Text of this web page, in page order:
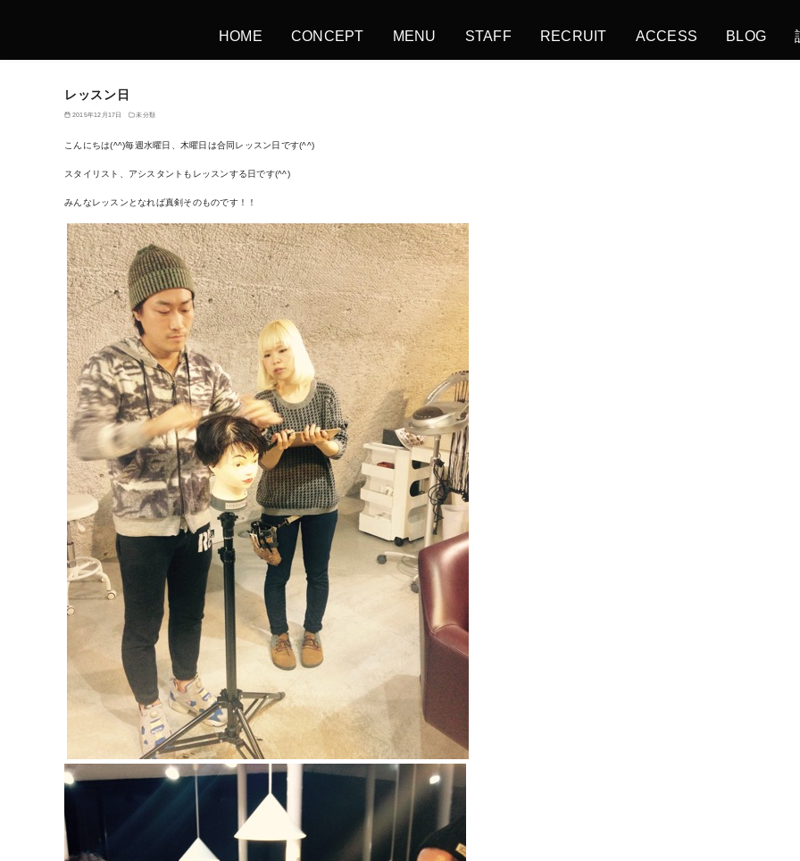
HOME CONCEPT MENU STAFF RECRUIT ACCESS BLOG
レッスン日
2015年12月17日 未分類
こんにちは(^^)毎週水曜日、木曜日は合同レッスン日です(^^)
スタイリスト、アシスタントもレッスンする日です(^^)
みんなレッスンとなれば真剣そのものです！！